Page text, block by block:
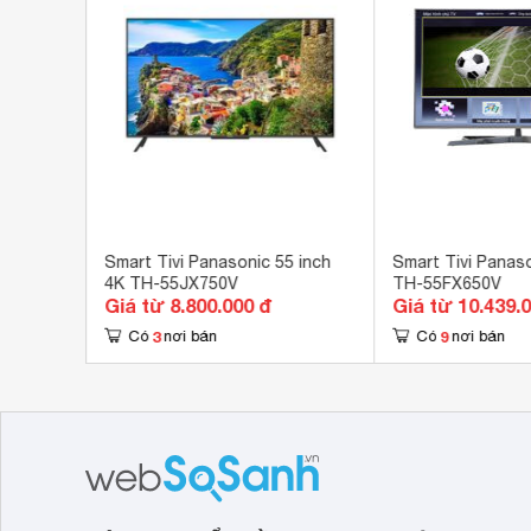
Điều khiển bằng giọng nói Có
Điều khiển tivi bằng điện thoại Có
Công nghệ hình ảnh
Kích thước có chân, đặt bàn
Kích thước không chân, treo tường
Smart Tivi Panasonic 55 inch
4K TH-55JX750V
Giá từ 8.800.000 đ
Có 3 nơi bán
Smart Tivi
TH-55FX650V
Giá từ
Có 9 nơi bán